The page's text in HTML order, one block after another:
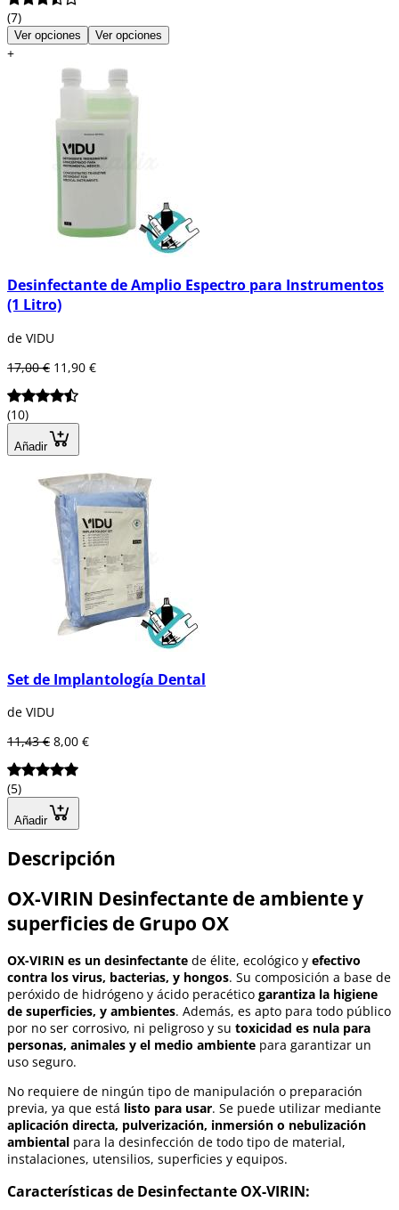
(7)
Ver opciones Ver opciones
+
Desinfectante de Amplio Espectro para Instrumentos
(1 Litro)
de VIDU
17,00 € 11,90 €
(10)
Añadir
Set de Implantología Dental
de VIDU
11,43 € 8,00 €
(5)
Añadir
Descripción
OX-VIRIN Desinfectante de ambiente y
superficies de Grupo OX
OX-VIRIN es un desinfectante de élite, ecológico y efectivo
contra los virus, bacterias, y hongos. Su composición a base de
peróxido de hidrógeno y ácido peracético garantiza la higiene
de superficies, y ambientes. Además, es apto para todo público
por no ser corrosivo, ni peligroso y su toxicidad es nula para
personas, animales y el medio ambiente para garantizar un
uso seguro.
No requiere de ningún tipo de manipulación o preparación
previa, ya que está listo para usar. Se puede utilizar mediante
aplicación directa, pulverización, inmersión o nebulización
ambiental para la desinfección de todo tipo de material,
instalaciones, utensilios, superficies y equipos.
Características de Desinfectante OX-VIRIN: